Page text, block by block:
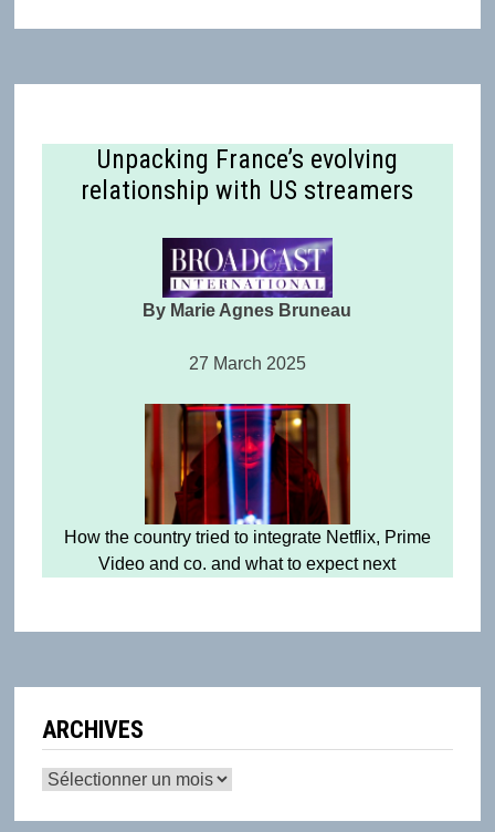
Unpacking France’s evolving
relationship with US streamers
By Marie Agnes Bruneau
27 March 2025
How the country tried to integrate Netflix, Prime
Video and co. and what to expect next
ARCHIVES
Archives